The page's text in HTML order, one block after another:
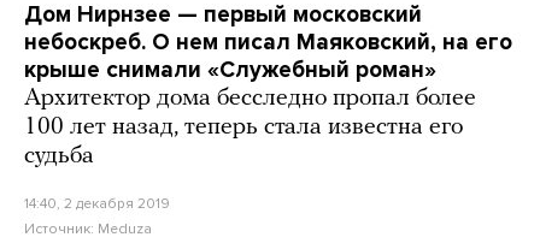
Дом Нирнзее — первый московский
небоскреб. О нем писал Маяковский, на его
крыше снимали «Служебный роман»
Архитектор дома бесследно пропал более
100 лет назад, теперь стала известна его
судьба
14:40, 2 декабря 2019
Источник: Meduza